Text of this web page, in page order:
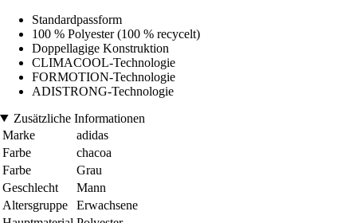
Standardpassform
100 % Polyester (100 % recycelt)
Doppellagige Konstruktion
CLIMACOOL-Technologie
FORMOTION-Technologie
ADISTRONG-Technologie
Zusätzliche Informationen
Marke
adidas
Farbe
chacoa
Farbe
Grau
Geschlecht
Mann
Altersgruppe
Erwachsene